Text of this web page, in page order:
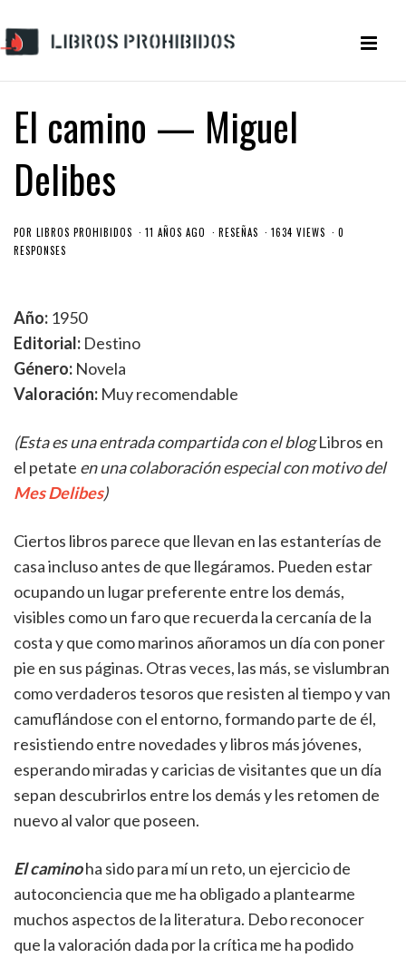
El camino — Miguel
Delibes
POR LIBROS PROHIBIDOS 11 AÑOS AGO RESEÑAS 1634 VIEWS
0
RESPONSES
Año: 1950
Editorial: Destino
Género: Novela
Valoración: Muy recomendable
(Esta es una entrada compartida con el blogLibros en
el petate en una colaboración especial con motivo del
Mes Delibes)
Ciertos libros parece que llevan en las estanterías de
casa incluso antes de que llegáramos. Pueden estar
ocupando un lugar preferente entre los demás,
visibles como un faro que recuerda la cercanía de la
costa y que como marinos añoramos un día con poner
pie en sus páginas. Otras veces, las más, se vislumbran
como verdaderos tesoros que resisten al tiempo y van
camuflándose con el entorno, formando parte de él,
resistiendo entre novedades y libros más jóvenes,
esperando miradas y caricias de visitantes que un día
sepan descubrirlos entre los demás y les retomen de
nuevo al valor que poseen.
El caminoha sido para mí un reto, un ejercicio de
autoconciencia que me ha obligado a plantearme
muchos aspectos de la literatura. Debo reconocer
que la valoración dada por la crítica me ha podido